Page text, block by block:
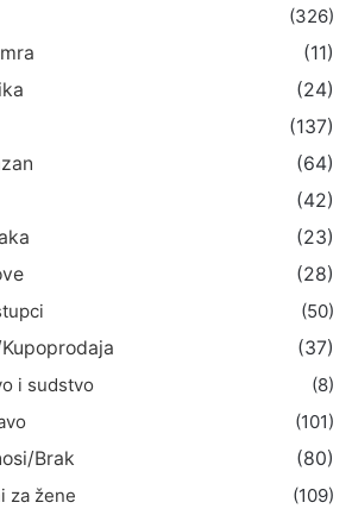
(326)
(11)
(24)
(137)
(64)
(42)
(23)
(28)
(50)
(37)
i sudstvo
(8)
(101)
Brak
(80)
za žene
(109)